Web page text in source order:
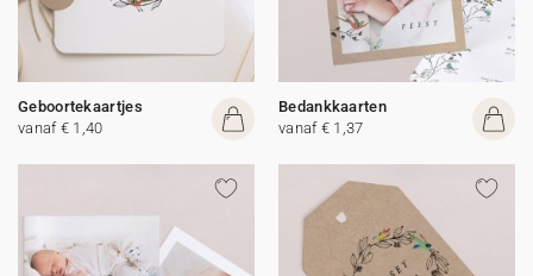
Geboortekaartjes
vanaf € 1,40
Bedankkaarten
vanaf € 1,37